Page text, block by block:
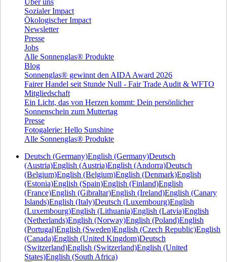
Über uns
Sozialer Impact
Ökologischer Impact
Newsletter
Presse
Jobs
Alle Sonnenglas® Produkte
Blog
Sonnenglas® gewinnt den AIDA Award 2026
Fairer Handel seit Stunde Null - Fair Trade Audit & WFTO
Mitgliedschaft
Ein Licht, das von Herzen kommt: Dein persönlicher
Sonnenschein zum Muttertag
Presse
Fotogalerie: Hello Sunshine
Alle Sonnenglas® Produkte
Deutsch (Germany)English (Germany)Deutsch
(Austria)English (Austria)English (Andorra)Deutsch
(Belgium)English (Belgium)English (Denmark)English
(Estonia)English (Spain)English (Finland)English
(France)English (Gibraltar)English (Ireland)English (Canary
Islands)English (Italy)Deutsch (Luxembourg)English
(Luxembourg)English (Lithuania)English (Latvia)English
(Netherlands)English (Norway)English (Poland)English
(Portugal)English (Sweden)English (Czech Republic)English
(Canada)English (United Kingdom)Deutsch
(Switzerland)English (Switzerland)English (United
States)English (South Africa)